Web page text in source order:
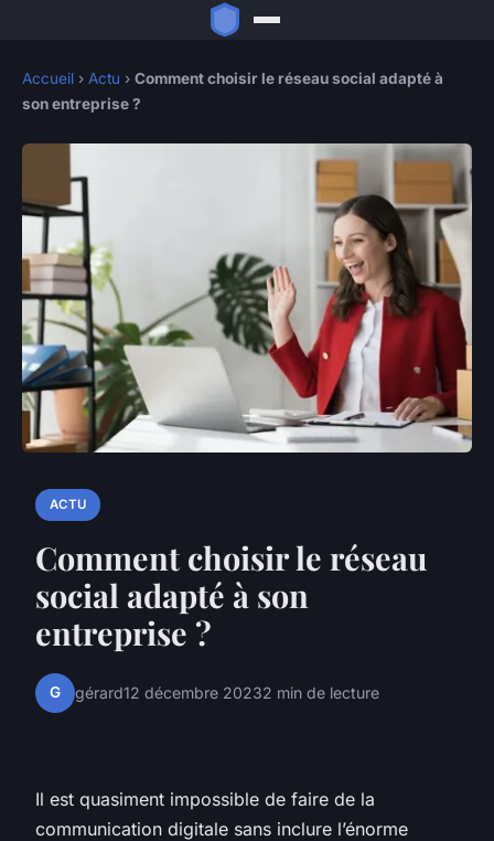
Accueil › Actu › Comment choisir le réseau social adapté à
son entreprise ?
ACTU
Comment choisir le réseau
social adapté à son
entreprise ?
G gérard12 décembre 20232 min de lecture
Il est quasiment impossible de faire de la
communication digitale sans inclure l’énorme